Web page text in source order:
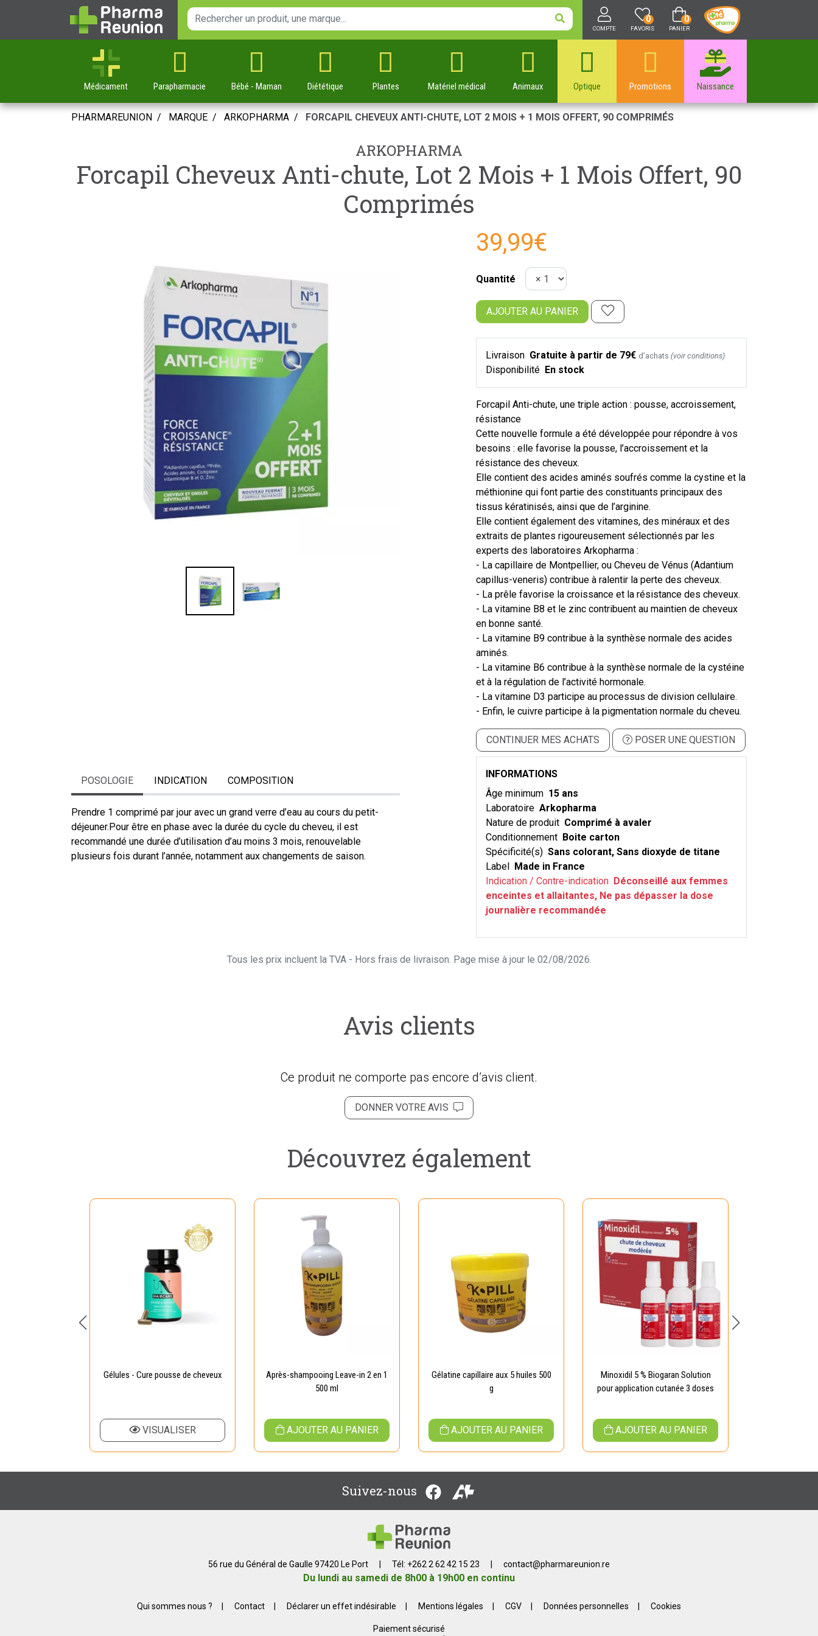
COMPTE FAVORIS
0
PANIER
0
Médicament Parapharmacie Bébé - Maman Diététique Plantes Matériel médical Animaux Optique Promotions Naissance
PHARMAREUNION MARQUE ARKOPHARMA FORCAPIL CHEVEUX ANTI-CHUTE, LOT 2 MOIS + 1 MOIS OFFERT, 90 COMPRIMÉS
ARKOPHARMA
Forcapil Cheveux Anti-chute, Lot 2 Mois + 1 Mois Offert, 90
Comprimés
39,99€
Quantité
AJOUTER AU PANIER
Livraison Gratuite à partir de 79€ d’achats (voir conditions)
Disponibilité En stock
Forcapil Anti-chute, une triple action : pousse, accroissement,
résistance
Cette nouvelle formule a été développée pour répondre à vos
besoins : elle favorise la pousse, l’accroissement et la
résistance des cheveux.
Elle contient des acides aminés soufrés comme la cystine et la
méthionine qui font partie des constituants principaux des
tissus kératinisés, ainsi que de l’arginine.
Elle contient également des vitamines, des minéraux et des
extraits de plantes rigoureusement sélectionnés par les
experts des laboratoires Arkopharma :
- La capillaire de Montpellier, ou Cheveu de Vénus (Adantium
capillus-veneris) contribue à ralentir la perte des cheveux.
- La prêle favorise la croissance et la résistance des cheveux.
- La vitamine B8 et le zinc contribuent au maintien de cheveux
en bonne santé.
- La vitamine B9 contribue à la synthèse normale des acides
aminés.
- La vitamine B6 contribue à la synthèse normale de la cystéine
et à la régulation de l’activité hormonale.
- La vitamine D3 participe au processus de division cellulaire.
- Enfin, le cuivre participe à la pigmentation normale du cheveu.
CONTINUER MES ACHATS POSER UNE QUESTION
POSOLOGIE INDICATION COMPOSITION
Prendre 1 comprimé par jour avec un grand verre d’eau au cours du petit-
déjeuner.Pour être en phase avec la durée du cycle du cheveu, il est
recommandé une durée d’utilisation d’au moins 3 mois, renouvelable
plusieurs fois durant l’année, notamment aux changements de saison.
INFORMATIONS
Âge minimum 15 ans
Laboratoire Arkopharma
Nature de produit Comprimé à avaler
Conditionnement Boite carton
Spécificité(s) Sans colorant, Sans dioxyde de titane
Label Made in France
Indication / Contre-indication Déconseillé aux femmes
enceintes et allaitantes, Ne pas dépasser la dose
journalière recommandée
Tous les prix incluent la TVA - Hors frais de livraison. Page mise à jour le 02/08/2026.
Avis clients
Ce produit ne comporte pas encore d’avis client.
DONNER VOTRE AVIS
Découvrez également
Gélules - Cure pousse de cheveux
VISUALISER
Après-shampooing Leave-in 2 en 1
500 ml
AJOUTER AU PANIER
Gélatine capillaire aux 5 huiles 500
g
AJOUTER AU PANIER
Minoxidil 5 % Biogaran Solution
pour application cutanée 3 doses
AJOUTER AU PANIER
Suivez-nous
56 rue du Général de Gaulle 97420 Le Port Tél: +262 2 62 42 15 23 contact@pharmareunion.re
Du lundi au samedi de 8h00 à 19h00 en continu
Qui sommes nous ? Contact Déclarer un effet indésirable Mentions légales CGV Données personnelles Cookies
Paiement sécurisé